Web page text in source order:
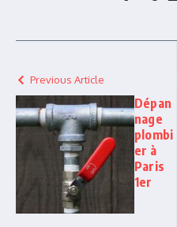
Previous Article
Dépan
nage
plombi
er à
Paris
1er